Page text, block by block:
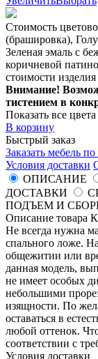
Стоимость
(брашировка),
Зеленая эмаль с
коричневой
стоимости изделия
Внимание!
тистением в
Показать все цвета
В корзину
Быстрый заказ
Заказать мебель
Условия доставки
ОПИСАНИЕ
ДОСТАВКИ
ПОДЪЕМ И
Описание товара
Не всегда нужна
спального ложе.
общежитии или
данная модель,
не имеет особых
небольшими
изящности. По
оставаться в
любой оттенок.
соответствии с
Условия доставки